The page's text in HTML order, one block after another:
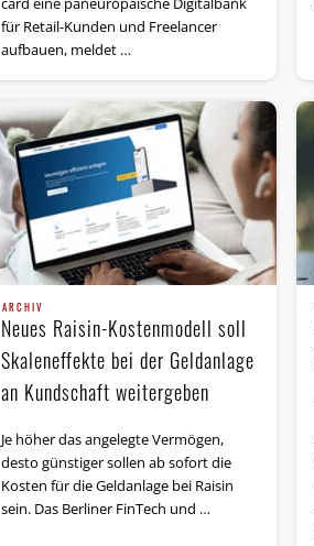
für Retail-Kunden und Freelancer
aufbauen, meldet …
ARCHIV
Neues Raisin-Kostenmodell soll
Skaleneffekte bei der Geldanlage
an Kundschaft weitergeben
Je höher das angelegte Vermögen,
desto günstiger sollen ab sofort die
Kosten für die Geldanlage bei Raisin
sein. Das Berliner FinTech und …